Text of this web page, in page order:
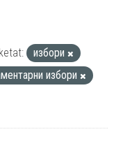
избори
избори